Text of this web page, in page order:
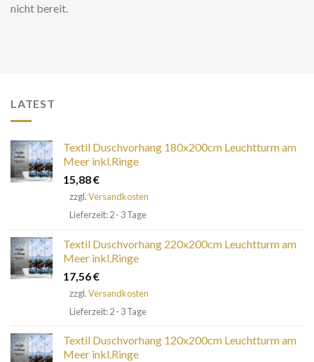
nicht bereit.
LATEST
Textil Duschvorhang 180x200cm Leuchtturm am
Meer inkl.Ringe
15,88€
zzgl.Versandkosten
Lieferzeit: 2 - 3 Tage
Textil Duschvorhang 220x200cm Leuchtturm am
Meer inkl.Ringe
17,56€
zzgl.Versandkosten
Lieferzeit: 2 - 3 Tage
Textil Duschvorhang 120x200cm Leuchtturm am
Meer inkl.Ringe